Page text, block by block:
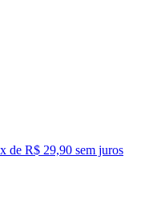
x de R$ 29,90 sem juros